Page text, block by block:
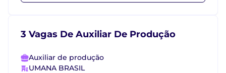
3 Vagas De Auxiliar De Produção
Auxiliar de produção
UMANA BRASIL